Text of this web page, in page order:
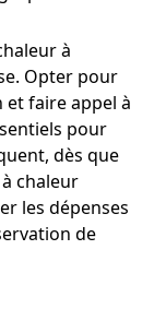
à
Opter pour
faire appel à
pour
dès que
chaleur
les dépenses
de